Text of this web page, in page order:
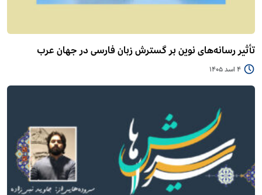
تأثیر رسانه‌های نوین بر گسترش زبان فارسی در جهان عرب
4 اسد 1405